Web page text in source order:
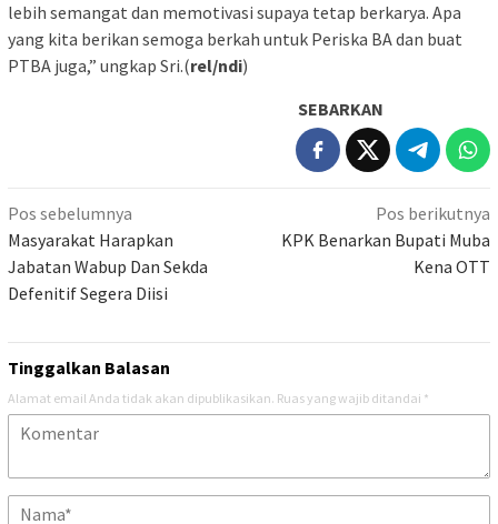
lebih semangat dan memotivasi supaya tetap berkarya. Apa
yang kita berikan semoga berkah untuk Periska BA dan buat
PTBA juga,” ungkap Sri.(rel/ndi)
SEBARKAN
Navigasi
pos
Pos sebelumnya
Masyarakat Harapkan
Jabatan Wabup Dan Sekda
Defenitif Segera Diisi
Pos berikutnya
KPK Benarkan Bupati Muba
Kena OTT
Tinggalkan Balasan
Alamat email Anda tidak akan dipublikasikan. Ruas yang wajib ditandai *